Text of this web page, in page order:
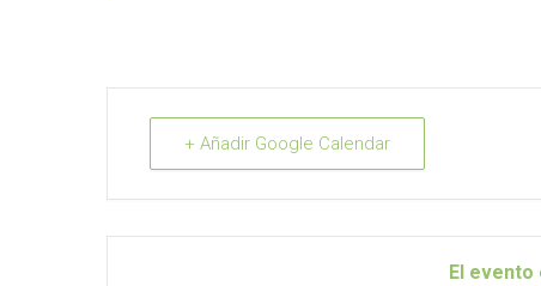
+ Añadir Google Calendar
El